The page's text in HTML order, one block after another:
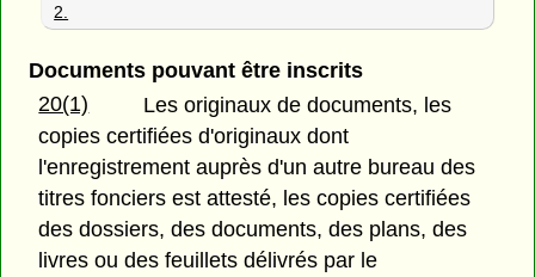
2.
Documents pouvant être inscrits
20(1)
Les originaux de documents, les
copies certifiées d'originaux dont
l'enregistrement auprès d'un autre bureau des
titres fonciers est attesté, les copies certifiées
des dossiers, des documents, des plans, des
livres ou des feuillets délivrés par le